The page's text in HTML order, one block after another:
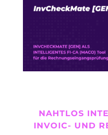
NAHTLOS
INVOIC- UND